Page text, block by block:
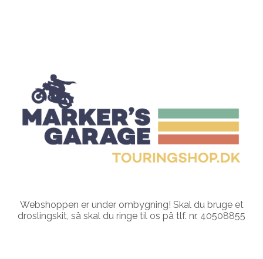
Webshoppen er under ombygning! Skal du bruge et
droslingskit, så skal du ringe til os på tlf. nr. 40508855